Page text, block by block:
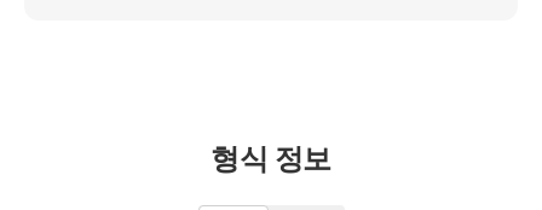
형식 정보